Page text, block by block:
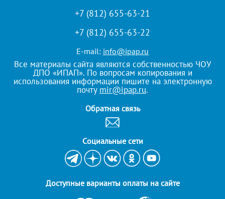
+7 (812) 655-63-21
+7 (812) 655-63-22
E-mail: info@ipap.ru
Все материалы сайта являются собственностью ЧОУ
ДПО «ИПАП». По вопросам копирования и
использования информации пишите на электронную
почту mir@ipap.ru.
Обратная связь
Cоциальные сети
Доступные варианты оплаты на сайте